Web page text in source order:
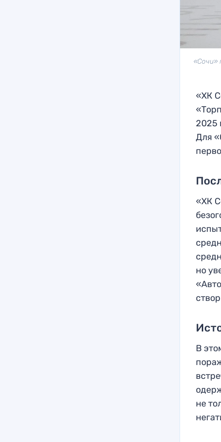
«Сочи»
«ХК
2025
Для
«ХК
но
В
не